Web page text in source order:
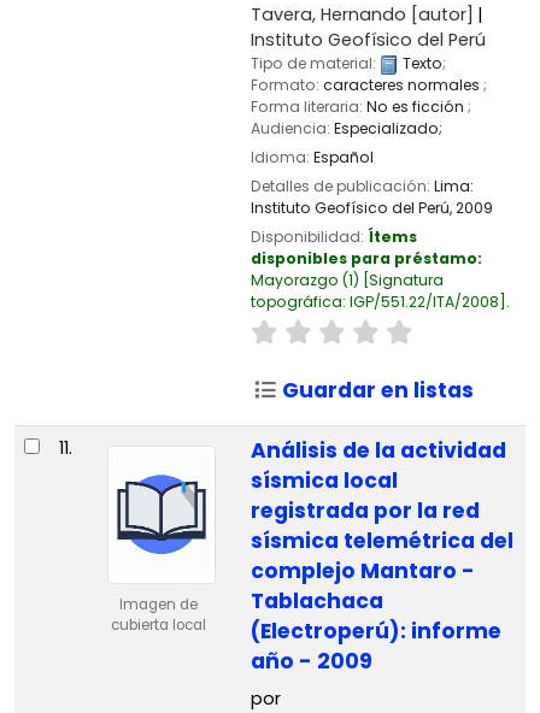
Tavera, Hernando [autor]
Instituto Geofísico del Perú
Tipo de material: Texto;
Formato: caracteres normales ;
Forma literaria: No es ficción ;
Audiencia: Especializado;
Idioma: Español
Detalles de publicación: Lima:
Instituto Geofísico del Perú,2009
Disponibilidad: Ítems
disponibles para préstamo:
Mayorazgo (1) Signatura
topográfica: IGP/551.22/ITA/2008 .
Guardar en listas
11.
Imagen de
cubierta local
Análisis de la actividad
sísmica local
registrada por la red
sísmica telemétrica del
complejo Mantaro -
Tablachaca
(Electroperú): informe
año - 2009
por